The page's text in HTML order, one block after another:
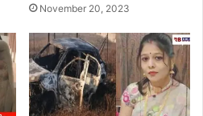
November 20, 2023